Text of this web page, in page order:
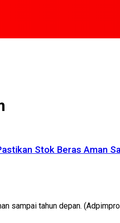
Stok Beras Aman
sampai tahun depan.